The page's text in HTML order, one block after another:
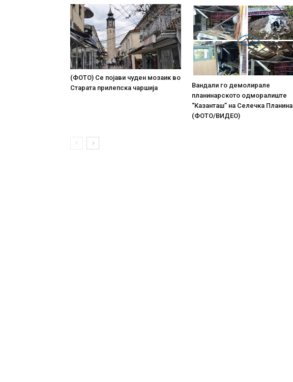
(ФОТО) Се појави чуден мозаик во
Старата прилепска чаршија
Вандали го демолирале
планинарското одморалиште
“Казанташ” на Селечка Планина
(ФОТО/ВИДЕО)